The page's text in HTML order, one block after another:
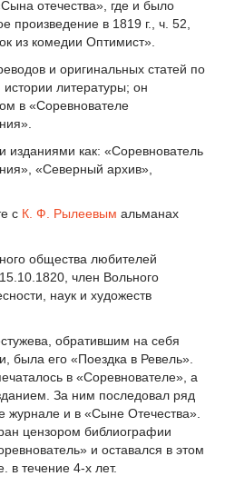
отечества», где и было
произведение в 1819 г., ч. 52,
из комедии Оптимист».
и оригинальных статей по
литературы; он
в «Соревнователе
изданиями как: «Соревнователь
«Северный архив»,
с К. Ф. Рылеевым альманах
общества любителей
член Вольного
наук и художеств
обратившим на себя
была его «Поездка в Ревель».
в «Соревнователе», а
За ним последовал ряд
журнале и в «Сыне Отечества».
цензором библиографии
и оставался в этом
в течение 4-х лет.